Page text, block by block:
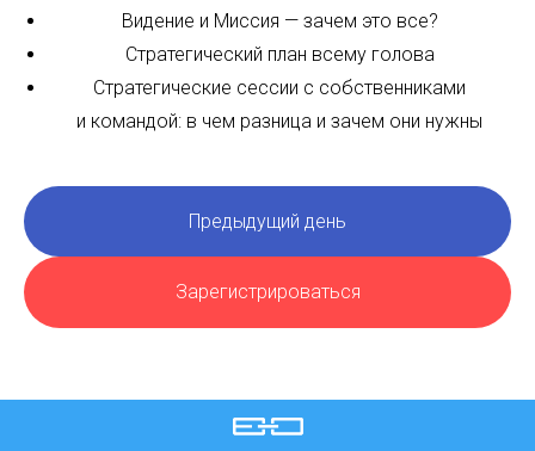
Видение и Миссия — зачем это все?
Стратегический план всему голова
Стратегические сессии с собственниками
и командой: в чем разница и зачем они нужны
Предыдущий день
Зарегистрироваться